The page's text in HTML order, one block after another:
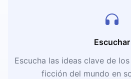
Escuchar
Escucha las ideas clave de
ficción del mundo en